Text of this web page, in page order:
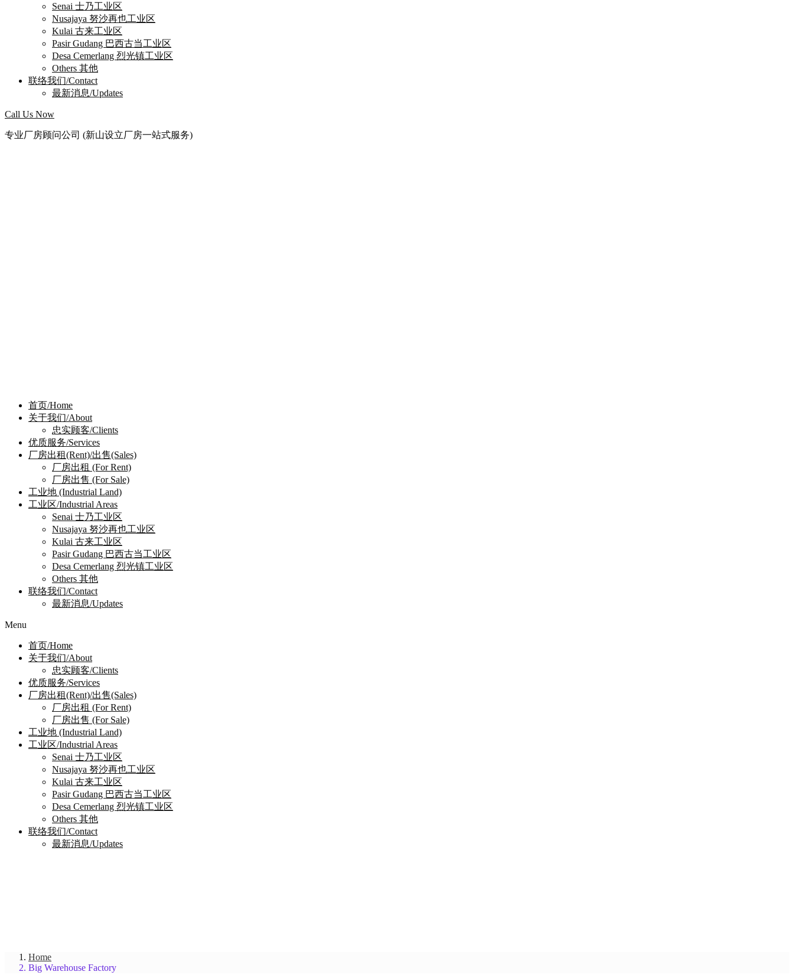
Senai 士乃工业区
Nusajaya 努沙再也工业区
Kulai 古来工业区
Pasir Gudang 巴西古当工业区
Desa Cemerlang 烈光镇工业区
Others 其他
联络我们/Contact
最新消息/Updates
Call Us Now
专业厂房顾问公司 (新山设立厂房一站式服务)
首页/Home
关于我们/About
忠实顾客/Clients
优质服务/Services
厂房出租(Rent)/出售(Sales)
厂房出租 (For Rent)
厂房出售 (For Sale)
工业地 (Industrial Land)
工业区/Industrial Areas
Senai 士乃工业区
Nusajaya 努沙再也工业区
Kulai 古来工业区
Pasir Gudang 巴西古当工业区
Desa Cemerlang 烈光镇工业区
Others 其他
联络我们/Contact
最新消息/Updates
Menu
首页/Home
关于我们/About
忠实顾客/Clients
优质服务/Services
厂房出租(Rent)/出售(Sales)
厂房出租 (For Rent)
厂房出售 (For Sale)
工业地 (Industrial Land)
工业区/Industrial Areas
Senai 士乃工业区
Nusajaya 努沙再也工业区
Kulai 古来工业区
Pasir Gudang 巴西古当工业区
Desa Cemerlang 烈光镇工业区
Others 其他
联络我们/Contact
最新消息/Updates
Home
Big Warehouse Factory